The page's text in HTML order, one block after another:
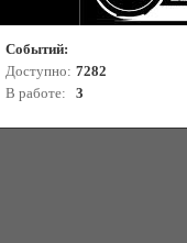
Событий:
Доступно: 7282
В работе:
3